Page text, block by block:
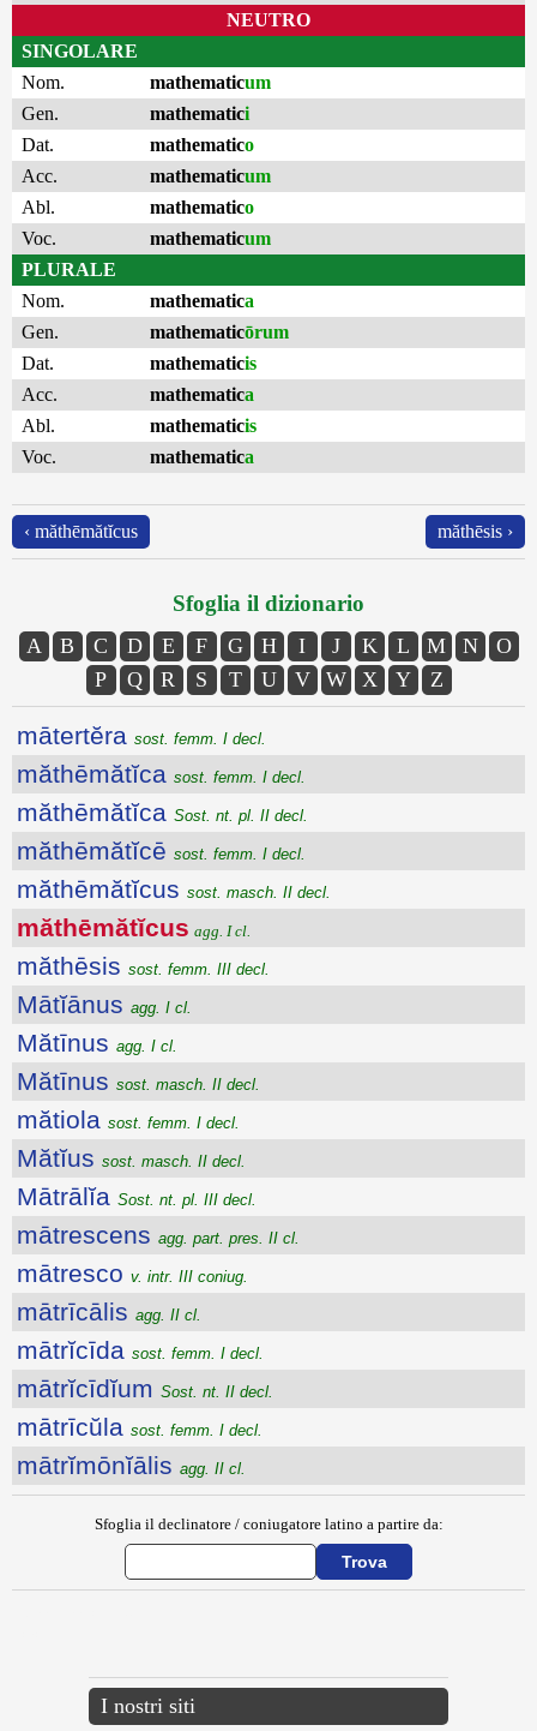
NEUTRO
SINGOLARE
Nom.
mathematicum
Gen.
mathematici
Dat.
mathematico
Acc.
mathematicum
Abl.
mathematico
Voc.
mathematicum
PLURALE
Nom.
mathematica
Gen.
mathematicōrum
Dat.
mathematicis
Acc.
mathematica
Abl.
mathematicis
Voc.
mathematica
‹ măthēmătĭcus măthēsis ›
Sfoglia il dizionario
A B C D E F G H I J K L M N
O
P
Q R S T U V W X Y Z
mātertĕra sost. femm. I decl.
măthēmătĭca sost. femm. I decl.
măthēmătĭca Sost. nt. pl. II decl.
măthēmătĭcē sost. femm. I decl.
măthēmătĭcus sost. masch. II decl.
măthēmătĭcus agg. I cl.
măthēsis sost. femm. III decl.
Mātĭānus agg. I cl.
Mătīnus agg. I cl.
Mătīnus sost. masch. II decl.
mătiola sost. femm. I decl.
Mătĭus sost. masch. II decl.
Mātrālĭa Sost. nt. pl. III decl.
mātrescens agg. part. pres. II cl.
mātresco v. intr. III coniug.
mātrīcālis agg. II cl.
mātrĭcīda sost. femm. I decl.
mātrĭcīdĭum Sost. nt. II decl.
mātrīcŭla sost. femm. I decl.
mātrĭmōnĭālis agg. II cl.
Sfoglia il declinatore / coniugatore latino a partire da:
I nostri siti